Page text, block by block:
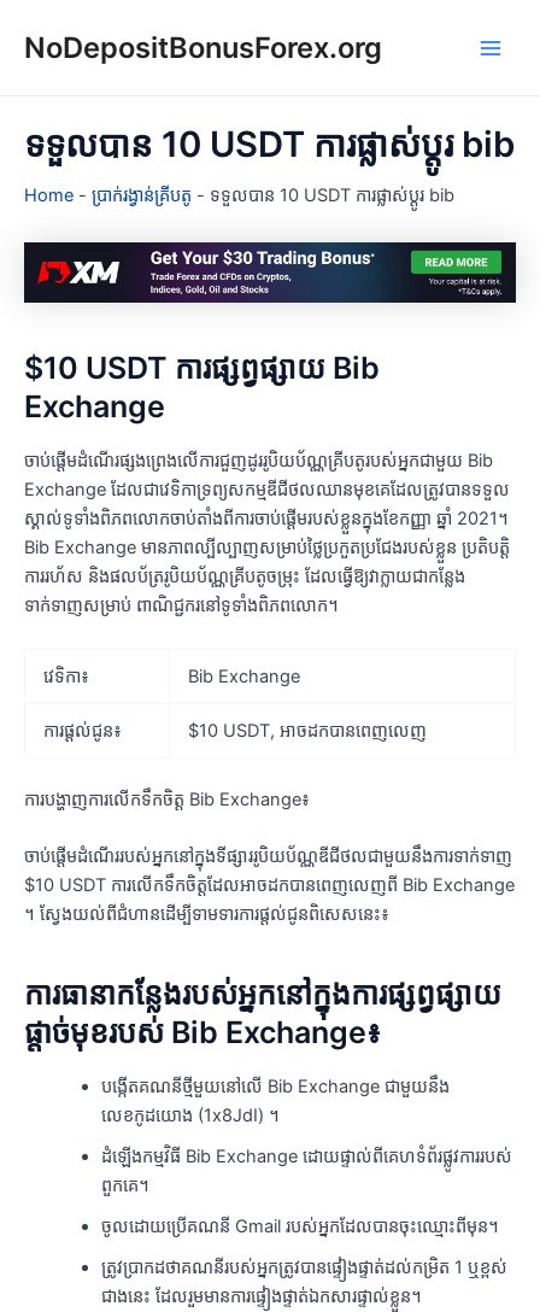
NoDepositBonusForex.org
ទទួលបាន 10 USDT ការផ្លាស់ប្តូរ bib
Home - ប្រាក់រង្វាន់គ្រីបតូ - ទទួលបាន 10 USDT ការផ្លាស់ប្តូរ bib
$10 USDT ការផ្សព្វផ្សាយ Bib
Exchange
ចាប់ផ្តើមដំណើរផ្សងព្រេងលើការជួញដូររូបិយប័ណ្ណគ្រីបតូរបស់អ្នកជាមួយ Bib
Exchange ដែលជាវេទិកាទ្រព្យសកម្មឌីជីថលឈានមុខគេដែលត្រូវបានទទួល
ស្គាល់ទូទាំងពិភពលោកចាប់តាំងពីការចាប់ផ្តើមរបស់ខ្លួនក្នុងខែកញ្ញា ឆ្នាំ 2021។
Bib Exchange មានភាពល្បីល្បាញសម្រាប់ថ្លៃប្រកួតប្រជែងរបស់ខ្លួន ប្រតិបត្តិ
ការរហ័ស និងផលប័ត្ររូបិយប័ណ្ណគ្រីបតូចម្រុះ ដែលធ្វើឱ្យវាក្លាយជាកន្លែង
ទាក់ទាញសម្រាប់ ពាណិជ្ជករនៅទូទាំងពិភពលោក។
វេទិកា៖ Bib Exchange
ការផ្តល់ជូន៖ $10 USDT, អាចដកបានពេញលេញ
ការបង្ហាញការលើកទឹកចិត្ត Bib Exchange៖
ចាប់ផ្តើមដំណើររបស់អ្នកនៅក្នុងទីផ្សាររូបិយប័ណ្ណឌីជីថលជាមួយនឹងការទាក់ទាញ
$10 USDT ការលើកទឹកចិត្តដែលអាចដកបានពេញលេញពី Bib Exchange
។ ស្វែងយល់ពីជំហានដើម្បីទាមទារការផ្តល់ជូនពិសេសនេះ៖
ការធានាកន្លែងរបស់អ្នកនៅក្នុងការផ្សព្វផ្សាយ
ផ្តាច់មុខរបស់ Bib Exchange៖
បង្កើតគណនីថ្មីមួយនៅលើ Bib Exchange ជាមួយនឹង
លេខកូដយោង (1x8JdI) ។
ដំឡើងកម្មវិធី Bib Exchange ដោយផ្ទាល់ពីគេហទំព័រផ្លូវការរបស់
ពួកគេ។
ចូលដោយប្រើគណនី Gmail របស់អ្នកដែលបានចុះឈ្មោះពីមុន។
ត្រូវប្រាកដថាគណនីរបស់អ្នកត្រូវបានផ្ទៀងផ្ទាត់ដល់កម្រិត 1 ឬខ្ពស់
ជាងនេះ ដែលរួមមានការផ្ទៀងផ្ទាត់ឯកសារផ្ទាល់ខ្លួន។